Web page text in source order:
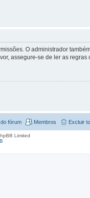
O administrador
assegure-se de ler as
Excluir
Membros
fórum
Limited